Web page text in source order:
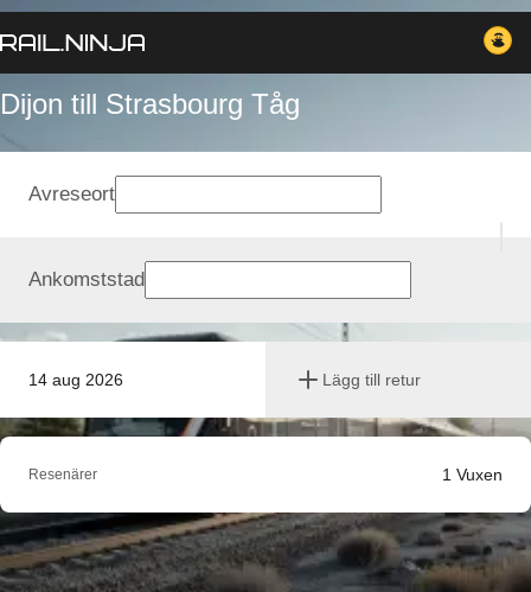
Dijon till Strasbourg Tåg
14 aug 2026 Lägg till retur
Avreseort
Ankomststad
Resenärer 1 Vuxen